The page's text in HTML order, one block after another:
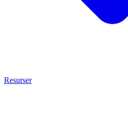
Resurser